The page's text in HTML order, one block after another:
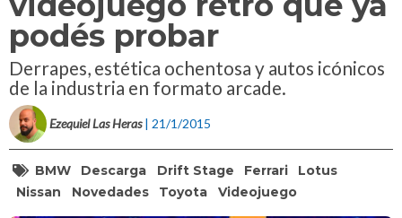
podés probar
Derrapes, estética ochentosa y autos icónicos
de la industria en formato arcade.
Ezequiel Las Heras | 21/1/2015
BMW Descarga Drift Stage Ferrari
Lotus
Nissan
Novedades Toyota Videojuego